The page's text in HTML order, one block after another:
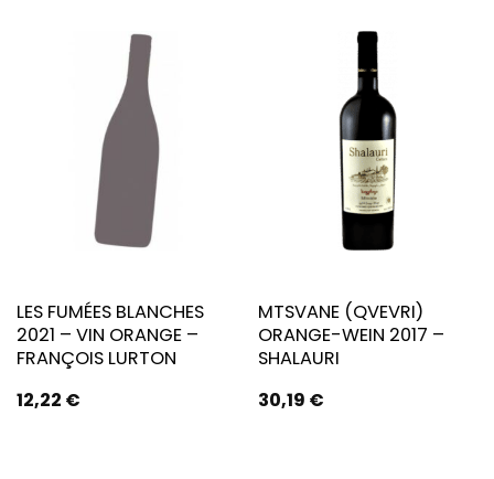
LES FUMÉES BLANCHES
2021 – VIN ORANGE –
FRANÇOIS LURTON
12,22 €
MTSVANE (QVEVRI)
ORANGE-WEIN 2017 –
SHALAURI
30,19 €